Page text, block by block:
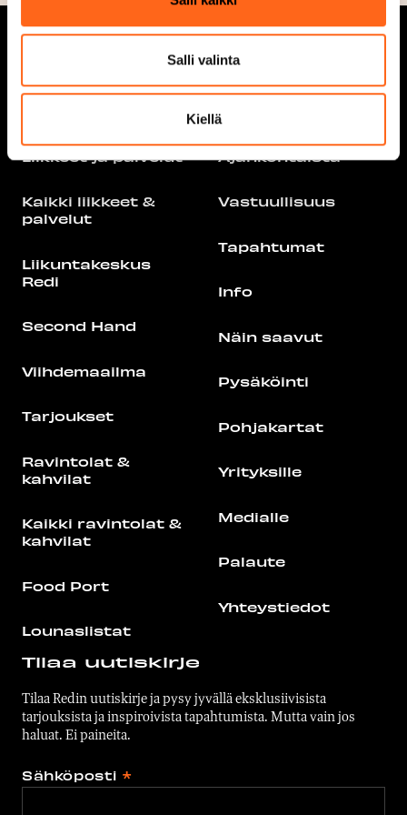
Salli valinta
Kiellä
Liikkeet ja palvelut
Kaikki liikkeet &
palvelut
Liikuntakeskus
Redi
Second Hand
Viihdemaailma
Tarjoukset
Ravintolat &
kahvilat
Kaikki ravintolat &
kahvilat
Food Port
Lounaslistat
Tarjoukset
Ajankohtaista
Vastuullisuus
Tapahtumat
Info
Näin saavut
Pysäköinti
Pohjakartat
Yrityksille
Medialle
Palaute
Yhteystiedot
Tilaa uutiskirje
Tilaa Redin uutiskirje ja pysy jyvällä eksklusiivisista
tarjouksista ja inspiroivista tapahtumista. Mutta vain jos
haluat. Ei paineita.
Sähköposti *